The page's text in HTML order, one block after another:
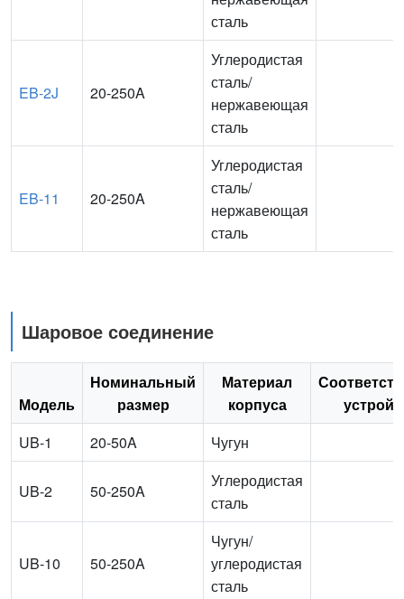
сталь
EB-2J 20-250A
Углеродистая
сталь/
нержавеющая
сталь
EB-11 20-250A
Углеродистая
сталь/
нержавеющая
сталь
Шаровое соединение
Модель
Номинальный
размер
Материал
корпуса
UB-1
20-50A Чугун
UB-2 50-250A
Углеродистая
сталь
UB-10 50-250A
Чугун/
углеродистая
сталь